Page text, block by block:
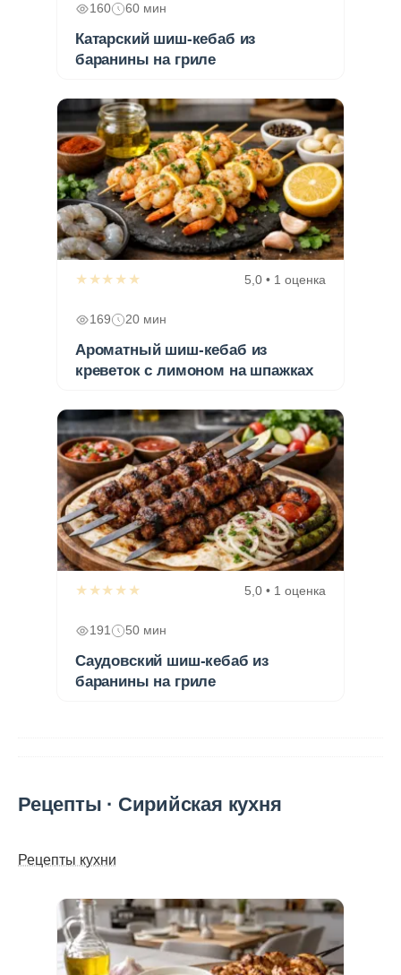
160 60 мин
Катарский шиш-кебаб из
баранины на гриле
★★★★★ 5,0 • 1 оценка
169 20 мин
Ароматный шиш-кебаб из
креветок с лимоном на шпажках
★★★★★ 5,0 • 1 оценка
191 50 мин
Саудовский шиш-кебаб из
баранины на гриле
Рецепты · Сирийская кухня
Рецепты кухни